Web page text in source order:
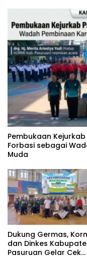
‎Pembukaan
Forbasi sebagai
Muda
Dukung Germas,
dan Dinkes
Pasuruan Gelar Cek